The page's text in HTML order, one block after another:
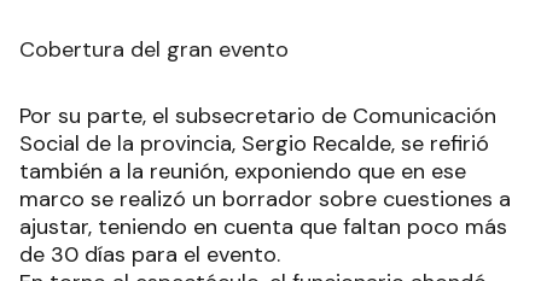
Cobertura del gran evento
Por su parte, el subsecretario de Comunicación
Social de la provincia, Sergio Recalde, se refirió
también a la reunión, exponiendo que en ese
marco se realizó un borrador sobre cuestiones a
ajustar, teniendo en cuenta que faltan poco más
de 30 días para el evento.